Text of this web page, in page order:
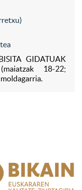
GIDATUAK
18-22;